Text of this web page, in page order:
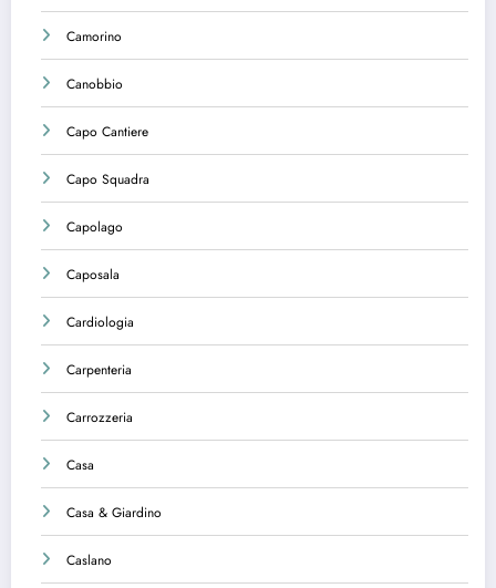
Camorino
Canobbio
Capo Cantiere
Capo Squadra
Capolago
Caposala
Cardiologia
Carpenteria
Carrozzeria
Casa
Casa & Giardino
Caslano